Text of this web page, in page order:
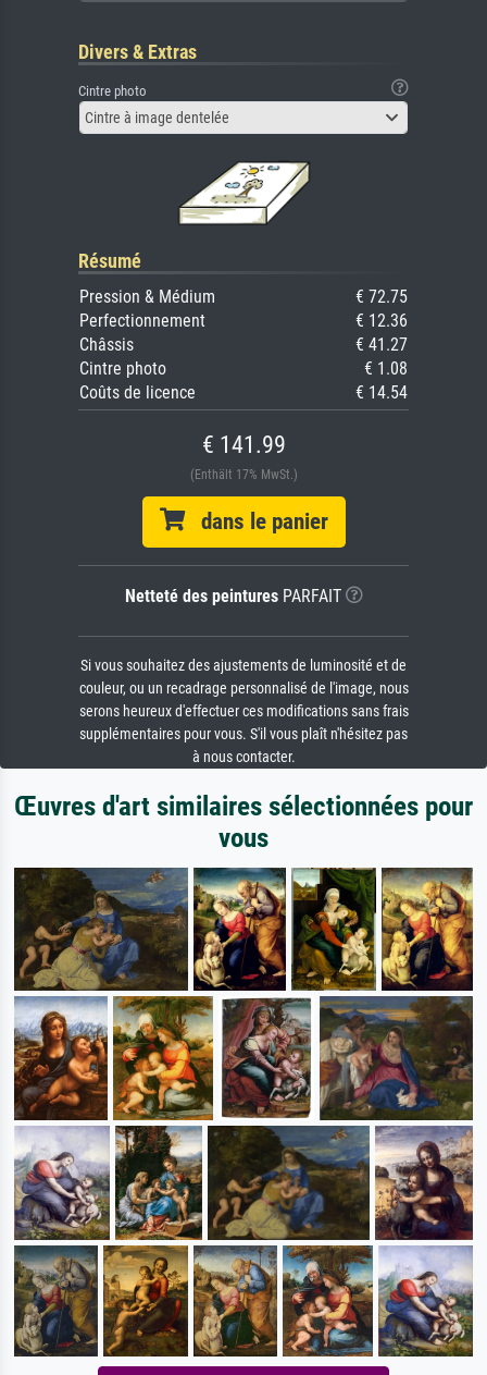
Divers & Extras
Cintre photo
Cintre à image dentelée
Résumé
Pression & Médium
€ 72.75
Perfectionnement
€ 12.36
Châssis
€ 41.27
Cintre photo
€ 1.08
Coûts de licence
€ 14.54
€ 141.99
(Enthält 17% MwSt.)
dans le panier
Netteté des peinturesPARFAIT
Si vous souhaitez des ajustements de luminosité et de
couleur, ou un recadrage personnalisé de l'image, nous
serons heureux d'effectuer ces modifications sans frais
supplémentaires pour vous. S'il vous plaît n'hésitez pas
à nous contacter.
Œuvres d'art similaires sélectionnées pour
vous